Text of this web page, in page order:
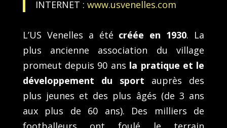
INTERNET : www.usvenelles.com
L’US Venelles a été créée en 1930. La
plus ancienne association du village
promeut depuis 90 ans la pratique et le
développement du sport auprès des
plus jeunes et des plus âgés (de 3 ans
aux plus de 60 ans). Des milliers de